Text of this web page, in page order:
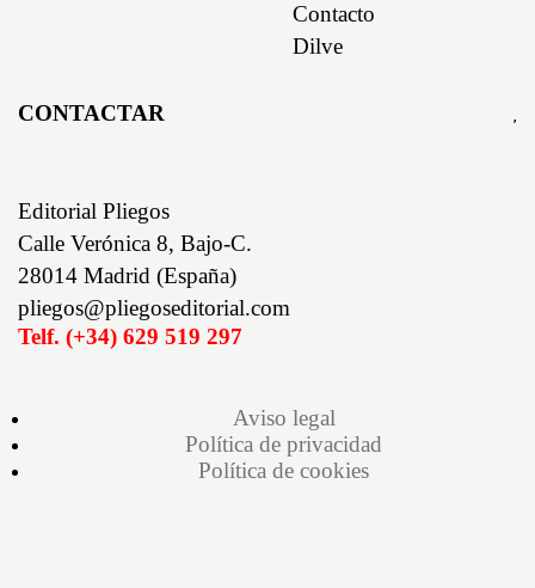
Contacto
Dilve
CONTACTAR
Editorial Pliegos
Calle Verónica 8, Bajo-C.
28014 Madrid (España)
pliegos@pliegoseditorial.com
Telf. (+34) 629 519 297
Aviso legal
Política de privacidad
Política de cookies